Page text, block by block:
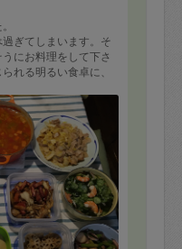
ぎてしまいます。そ
にお料理をして下さ
れる明るい食卓に、
っぱりとしていてい
さです。
ンときのこのご馳走
とイカとアスパラ炒
根、肉じゃが、蓮根
きゅうりとカニカ
た。